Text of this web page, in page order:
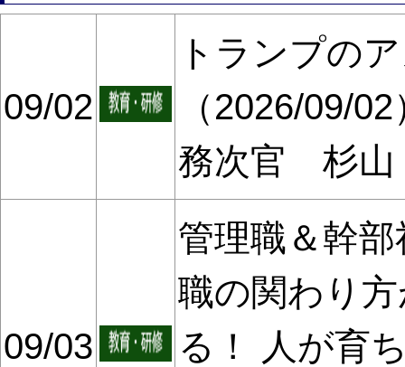
09/02
トランプの
（2026/09/
務次官 杉
09/03
管理職＆幹
職の関わり
る！ 人が育